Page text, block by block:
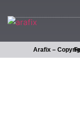
Arafix –